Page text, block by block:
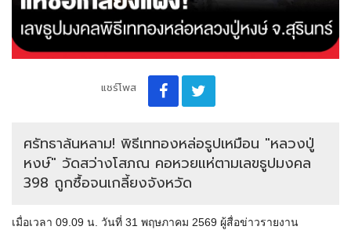
แชร์โพส
ศรัทธาล้นหลาม! พิธีเททองหล่อรูปเหมือน "หลวงปู่
หงษ์" วัดสว่างโสภณ คอหวยแห่ตามเลขธูปมงคล
398 ถูกซื้อจนเกลี้ยงจังหวัด
เมื่อเวลา 09.09 น. วันที่ 31 พฤษภาคม 2569 ผู้สื่อข่าวรายงาน